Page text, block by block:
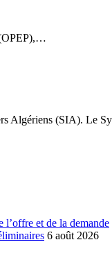
(OPEP),…
Algériens (SIA). Le
l’offre et de la demande
6 août 2026